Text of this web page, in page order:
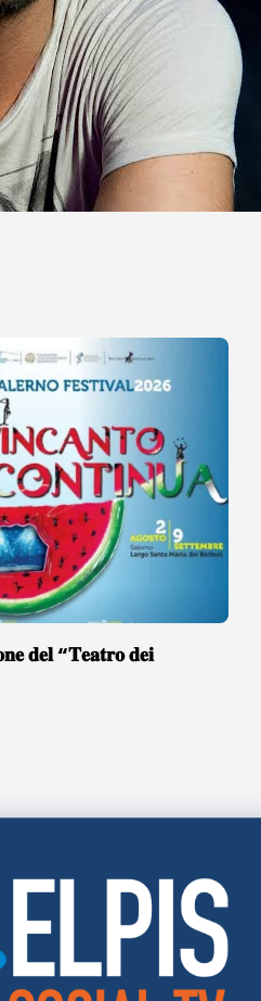
𝐝𝐞𝐥 “𝐓𝐞𝐚𝐭𝐫𝐨 𝐝𝐞𝐢